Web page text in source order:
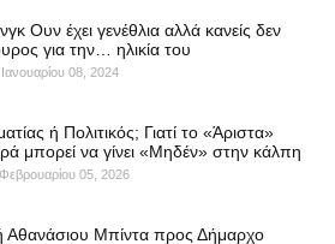
Ουν έχει γενέθλια αλλά κανείς δεν
για την… ηλικία του
08, 2024
ή Πολιτικός; Γιατί το «Άριστα»
μπορεί να γίνει «Μηδέν» στην κάλπη
05, 2026
Αθανάσιου Μπίντα προς Δήμαρχο